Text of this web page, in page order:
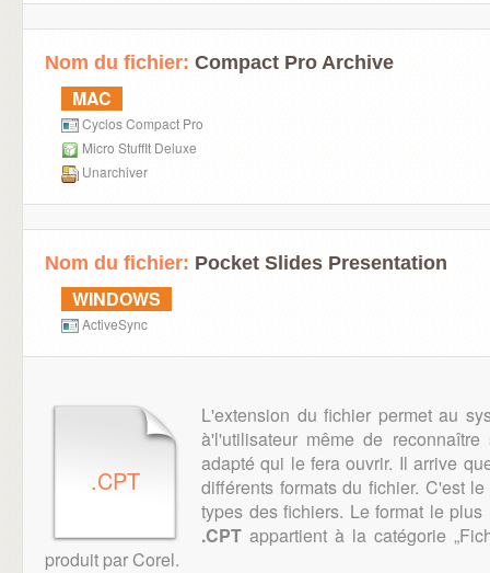
Nom du fichier: Compact Pro Archive
MAC
Cyclos Compact Pro
Micro StuffIt Deluxe
Unarchiver
Nom du fichier: Pocket Slides Presentation
WINDOWS
ActiveSync
.CPT
L'extension du fichier permet au
à'l'utilisateur même de
adapté qui le fera ouvrir. Il arrive
différents formats du fichier. C'est
types des fichiers. Le format le
.CPT appartient à la catégorie
produit par Corel.